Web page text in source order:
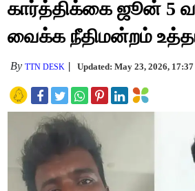
கார்த்திக்கை ஜூன் 5
வைக்க நீதிமன்றம்
ByTTN DESK Updated: May 23, 2026,